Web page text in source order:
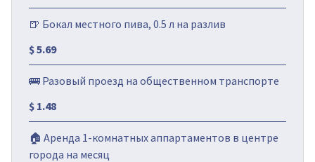
🍺 Бокал местного пива, 0.5 л на разлив
$ 5.69
🚌 Разовый проезд на общественном транспорте
$ 1.48
🏠 Аренда 1-комнатных аппартаментов в центре
города на месяц